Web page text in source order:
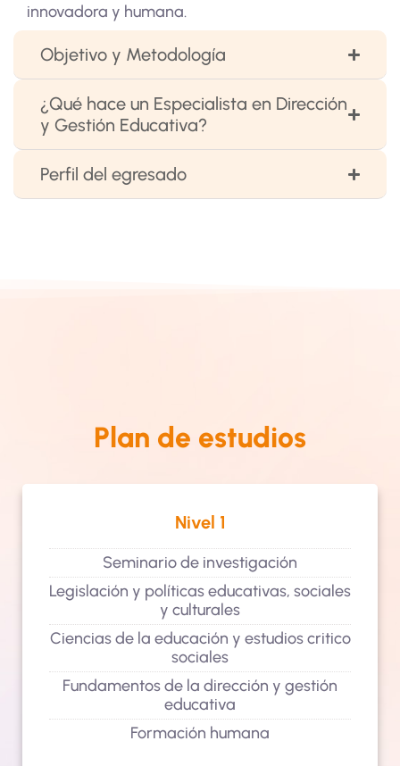
innovadora y humana.
Objetivo y Metodología
¿Qué hace un Especialista en Dirección
y Gestión Educativa?
Perfil del egresado
Plan de estudios
Nivel 1
Seminario de investigación
Legislación y políticas educativas, sociales
y culturales
Ciencias de la educación y estudios critico
sociales
Fundamentos de la dirección y gestión
educativa
Formación humana